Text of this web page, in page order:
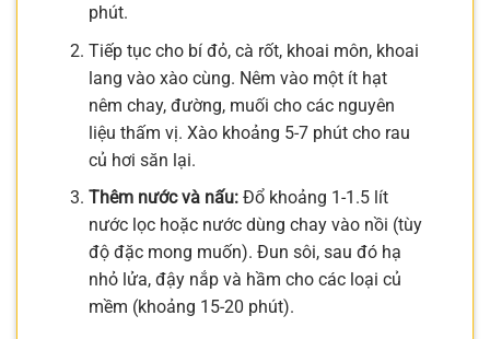
phút.
Tiếp tục cho bí đỏ, cà rốt, khoai môn, khoai
lang vào xào cùng. Nêm vào một ít hạt
nêm chay, đường, muối cho các nguyên
liệu thấm vị. Xào khoảng 5-7 phút cho rau
củ hơi săn lại.
Thêm nước và nấu:Đổ khoảng 1-1.5 lít
nước lọc hoặc nước dùng chay vào nồi (tùy
độ đặc mong muốn). Đun sôi, sau đó hạ
nhỏ lửa, đậy nắp và hầm cho các loại củ
mềm (khoảng 15-20 phút).